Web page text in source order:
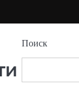
Поиск